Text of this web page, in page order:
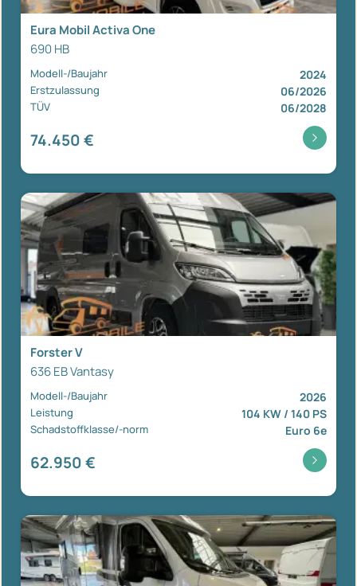
Eura Mobil Activa One
690 HB
Modell-/Baujahr 2024
Erstzulassung 06/2026
TÜV 06/2028
74.450 €
Forster V
636 EB Vantasy
Modell-/Baujahr 2026
Leistung 104 KW / 140 PS
Schadstoffklasse/-norm Euro 6e
62.950 €